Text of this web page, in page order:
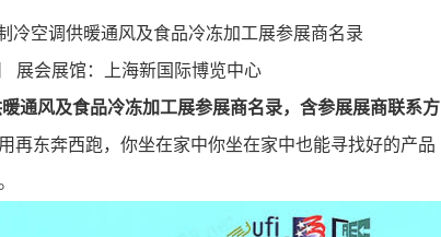
冷空调供暖通风及食品冷冻加工展参展商名录
会展馆：上海新国际博览中心
通风及食品冷冻加工展参展商名录，含参展展商联系方
再东奔西跑，你坐在家中你坐在家中也能寻找好的产品